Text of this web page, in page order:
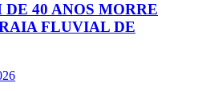
40 ANOS MORRE
FLUVIAL DE